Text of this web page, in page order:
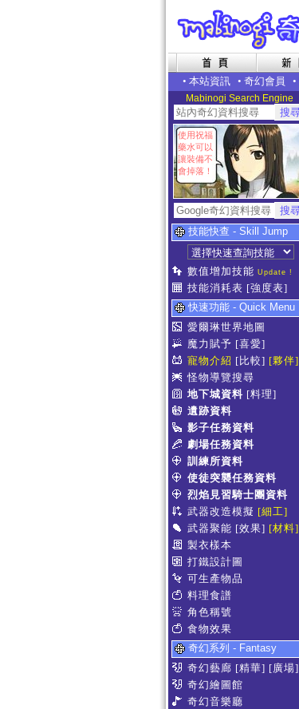
• 本站資訊 • 奇幻會員 •
Mabinogi Search Engine
使用祝福
藥水可以
讓裝備不
會掉落！
技能快查 - Skill Jump
數值增加技能 Update !
技能消耗表 [強度表]
快速功能 - Quick Menu
愛爾琳世界地圖
魔力賦予 [喜愛]
寵物介紹 [比較] [夥伴]
怪物導覽搜尋
地下城資料 [料理]
遺跡資料
影子任務資料
劇場任務資料
訓練所資料
使徒突襲任務資料
烈焰見習騎士團資料
武器改造模擬 [細工]
武器聚能 [效果] [材料]
製衣樣本
打鐵設計圖
可生產物品
料理食譜
角色稱號
食物效果
奇幻系列 - Fantasy
奇幻藝廊 [精華] [廣場]
奇幻繪圖館
奇幻音樂廳